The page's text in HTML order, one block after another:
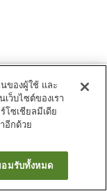
ของผู้ใช้ และ
ว็บไซต์ของเรา
โซเชียลมีเดีย
อีกด้วย
อมรับทั้งหมด